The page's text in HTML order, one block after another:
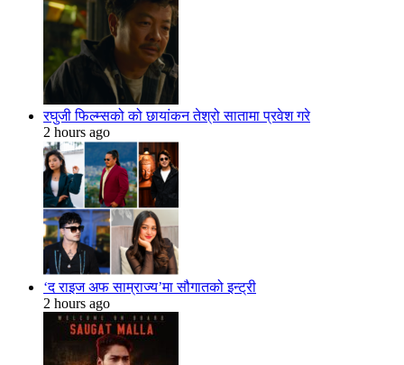
रघुजी फिल्म्सको को छायांकन तेश्रो सातामा प्रवेश गरे
2 hours ago
‘द राइज अफ साम्राज्य’मा सौगातको इन्ट्री
2 hours ago